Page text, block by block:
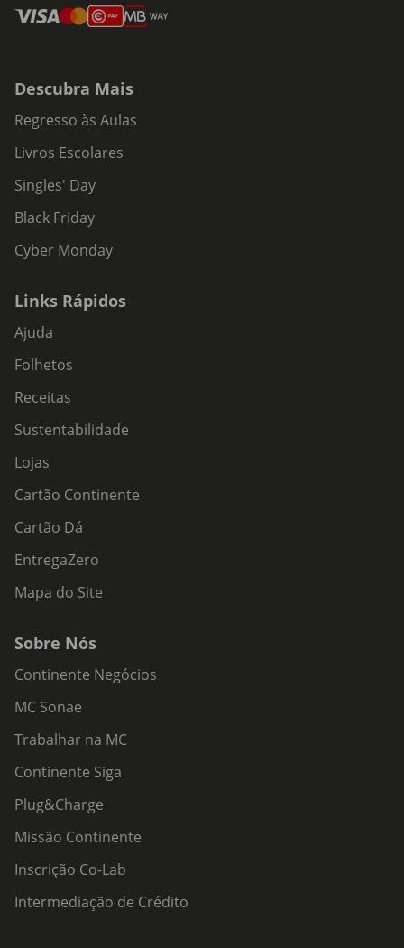
Descubra Mais
Regresso às Aulas
Livros Escolares
Singles' Day
Black Friday
Cyber Monday
Links Rápidos
Ajuda
Folhetos
Receitas
Sustentabilidade
Lojas
Cartão Continente
Cartão Dá
EntregaZero
Mapa do Site
Sobre Nós
Continente Negócios
MC Sonae
Trabalhar na MC
Continente Siga
Plug&Charge
Missão Continente
Inscrição Co-Lab
Intermediação de Crédito